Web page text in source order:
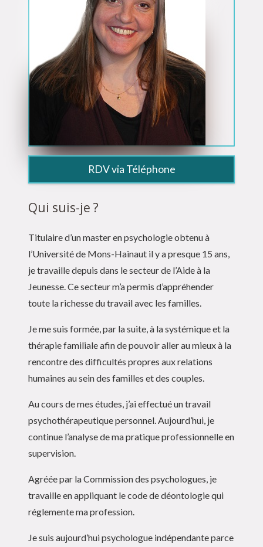
RDV via Téléphone
Qui suis-je ?
Titulaire d’un master en psychologie obtenu à
l’Université de Mons-Hainaut il y a presque 15 ans,
je travaille depuis dans le secteur de l’Aide à la
Jeunesse. Ce secteur m’a permis d’appréhender
toute la richesse du travail avec les familles.
Je me suis formée, par la suite, à la systémique et la
thérapie familiale afin de pouvoir aller au mieux à la
rencontre des difficultés propres aux relations
humaines au sein des familles et des couples.
Au cours de mes études, j’ai effectué un travail
psychothérapeutique personnel. Aujourd’hui, je
continue l’analyse de ma pratique professionnelle en
supervision.
Agréée par la Commission des psychologues, je
travaille en appliquant le code de déontologie qui
réglemente ma profession.
Je suis aujourd’hui psychologue indépendante parce